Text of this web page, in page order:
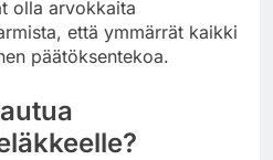
olla arvokkaita
että ymmärrät kaikki
päätöksentekoa.